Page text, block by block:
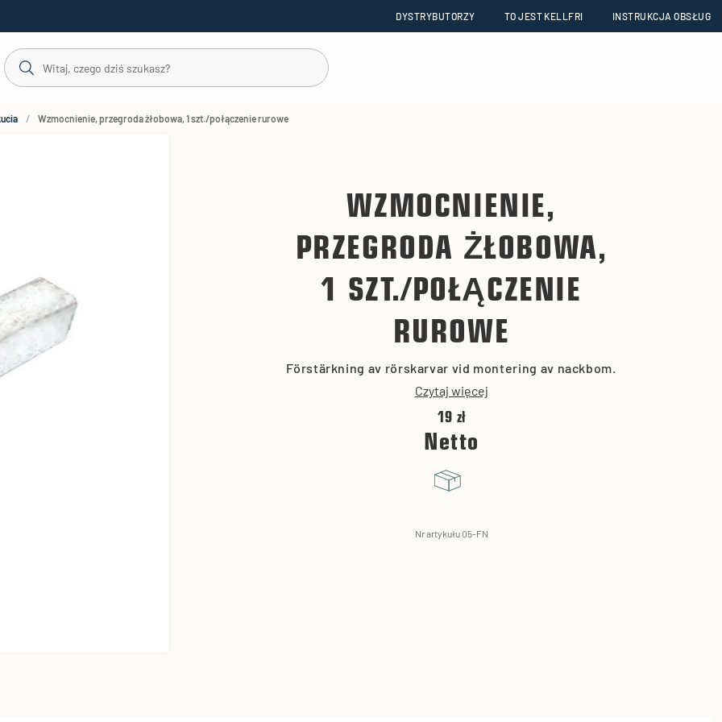
DYSTRYBUTORZY TO JEST KELLFRI INSTRUKCJA OBSŁUG
Wzmocnienie, przegroda żłobowa, 1 szt./połączenie rurowe
WZMOCNIENIE,
PRZEGRODA ŻŁOBOWA,
1 SZT./POŁĄCZENIE
RUROWE
Förstärkning av rörskarvar vid montering av nackbom.
Czytaj więcej
19 zł
Netto
Nr artykułu 05-FN